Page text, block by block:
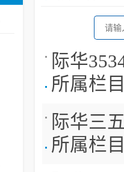
际华
所属栏
际华三
所属栏